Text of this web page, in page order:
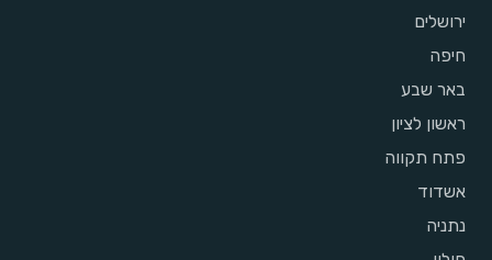
ירושלים
חיפה
באר שבע
ראשון לציון
פתח תקווה
אשדוד
נתניה